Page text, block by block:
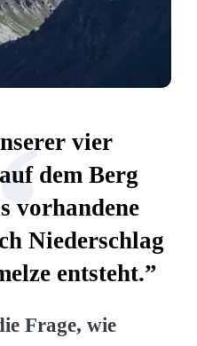
Frage, wie
vier
dem Berg
vorhandene
Niederschlag
entsteht.”